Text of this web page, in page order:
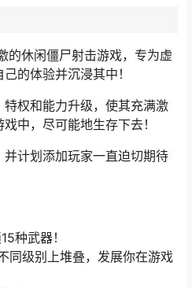
的休闲僵尸射击游戏，专为虚
的体验并沉浸其中！
权和能力升级，使其充满激
中，尽可能地生存下去！
计划添加玩家一直迫切期待
种武器！
同级别上堆叠，发展你在游戏